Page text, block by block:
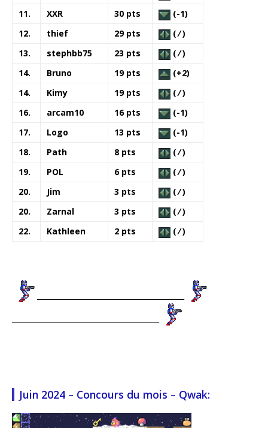
11.
XXR 30 pts
(-1)
12.
thief 29 pts
( ⁄ )
13.
stephbb75 23 pts
( ⁄ )
14.
Bruno 19 pts
(+2)
14.
Kimy 19 pts
( ⁄ )
16.
arcam10 16 pts
(-1)
17.
Logo 13 pts
(-1)
18.
Path 8 pts
( ⁄ )
19.
POL 6 pts
( ⁄ )
20.
Jim 3 pts
( ⁄ )
20.
Zarnal 3 pts
( ⁄ )
22.
Kathleen 2 pts ( ⁄ )
Juin 2024 – Concours du mois – Qwak: